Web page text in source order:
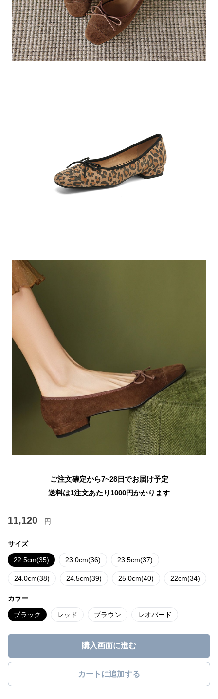
ご注文確定から7~28日でお届け予定
送料は1注文あたり 1000円かかります
11,120 円
サイズ
22.5cm(35) 23.0cm(36) 23.5cm(37)
24.0cm(38) 24.5cm(39) 25.0cm(40) 22cm(34)
カラー
ブラック レッド ブラウン レオパード
購入画面に進む
カートに追加する